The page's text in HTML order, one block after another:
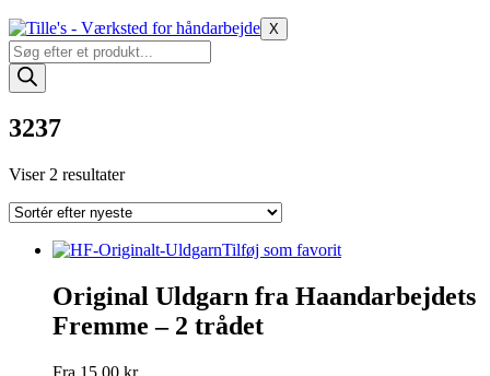
X
Products
search
3237
Viser 2 resultaterSorteret
seneste
Tilføj som favorit
Original Uldgarn fra Haandarbejdets
Fremme – 2 trådet